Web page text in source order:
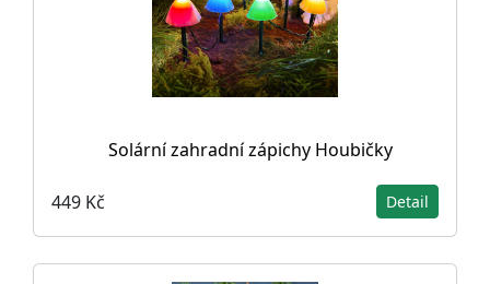
Solární zahradní zápichy Houbičky
449 Kč Detail